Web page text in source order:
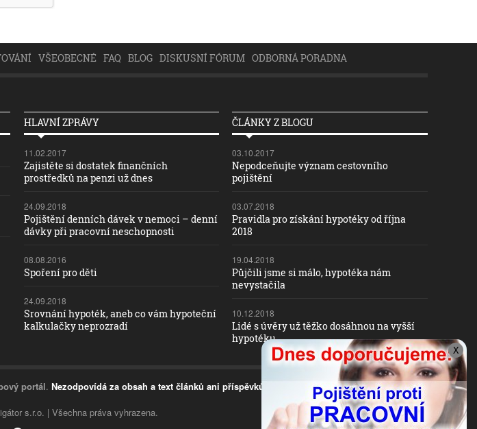
VŠEOBECNÉ FAQ BLOG DISKUSNÍ FÓRUM ODBORNÁ PORADNA
HLAVNÍ ZPRÁVY
11.02.2017
Zajistěte si dostatek finančních
prostředků na penzi už dnes
24.09.2018
Pojištění denních dávek v nemoci – denní
dávky při pracovní neschopnosti
08.08.2016
Spoření pro děti
24.09.2018
Srovnání hypoték, aneb co vám hypoteční
kalkulačky neprozradí
ČLÁNKY Z BLOGU
03.10.2017
Nepodceňujte význam cestovního
pojištění
03.07.2018
Pravidla pro získání hypotéky od října
2018
19.04.2018
Půjčili jsme si málo, hypotéka nám
nevystačila
10.12.2018
Lidé s úvěry už těžko dosáhnou na vyšší
hypotéku
portál. Nezodpovídá za obsah a text článků ani příspěvků
s.r.o. | Všechna práva vyhrazena.
X